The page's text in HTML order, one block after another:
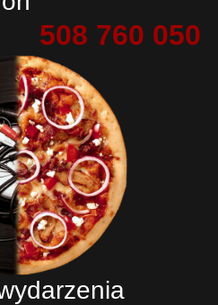
508 760 050